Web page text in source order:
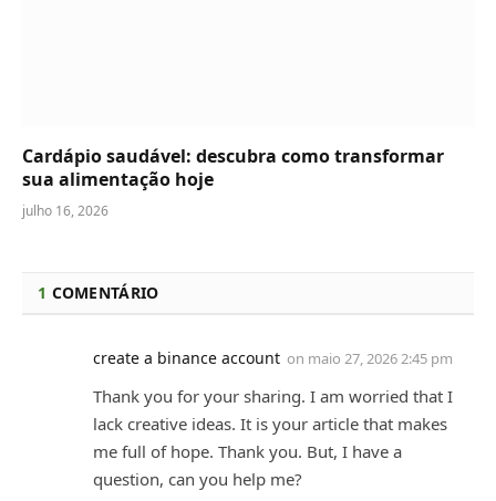
Cardápio saudável: descubra como transformar
sua alimentação hoje
julho 16, 2026
1 COMENTÁRIO
create a binance account on maio 27, 2026 2:45 pm
Thank you for your sharing. I am worried that I
lack creative ideas. It is your article that makes
me full of hope. Thank you. But, I have a
question, can you help me?